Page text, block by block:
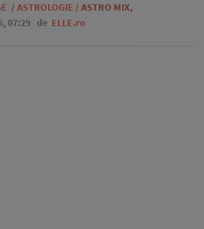
/ ASTROLOGIE / ASTRO MIX,
07:29 de ELLE.ro